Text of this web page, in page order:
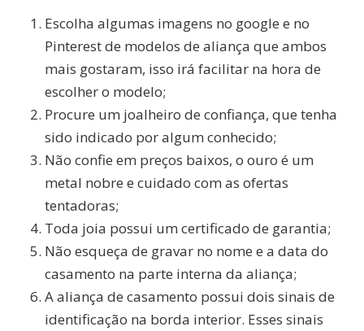
Escolha algumas imagens no google e no
Pinterest de modelos de aliança que ambos
mais gostaram, isso irá facilitar na hora de
escolher o modelo;
Procure um joalheiro de confiança, que tenha
sido indicado por algum conhecido;
Não confie em preços baixos, o ouro é um
metal nobre e cuidado com as ofertas
tentadoras;
Toda joia possui um certificado de garantia;
Não esqueça de gravar no nome e a data do
casamento na parte interna da aliança;
A aliança de casamento possui dois sinais de
identificação na borda interior. Esses sinais